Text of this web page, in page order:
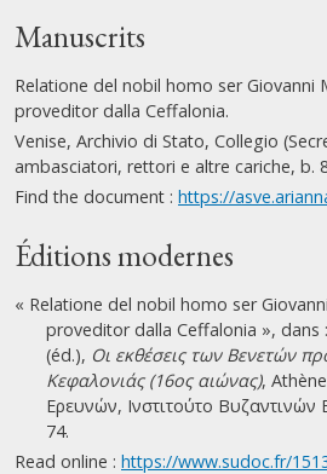
Manuscrits
Relatione del nobil homo ser Giovanni
proveditor dalla Ceffalonia.
Venise, Archivio di Stato, Collegio
ambasciatori, rettori e altre cariche, b.
Find the document : https://
Éditions modernes
« Relatione del nobil homo ser
proveditor dalla Ceffalonia », dans
(éd.), Οι εκθέσεις των Βενετών
Κεφαλονιάς (16ος αιώνας),
Ερευνών, Ινστιτούτο
74.
Read online : https://www.sudoc.fr/